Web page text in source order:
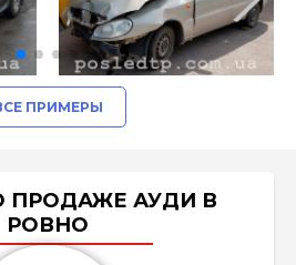
ПРИМЕРЫ
ПРОДАЖЕ АУДИ В
РОВНО